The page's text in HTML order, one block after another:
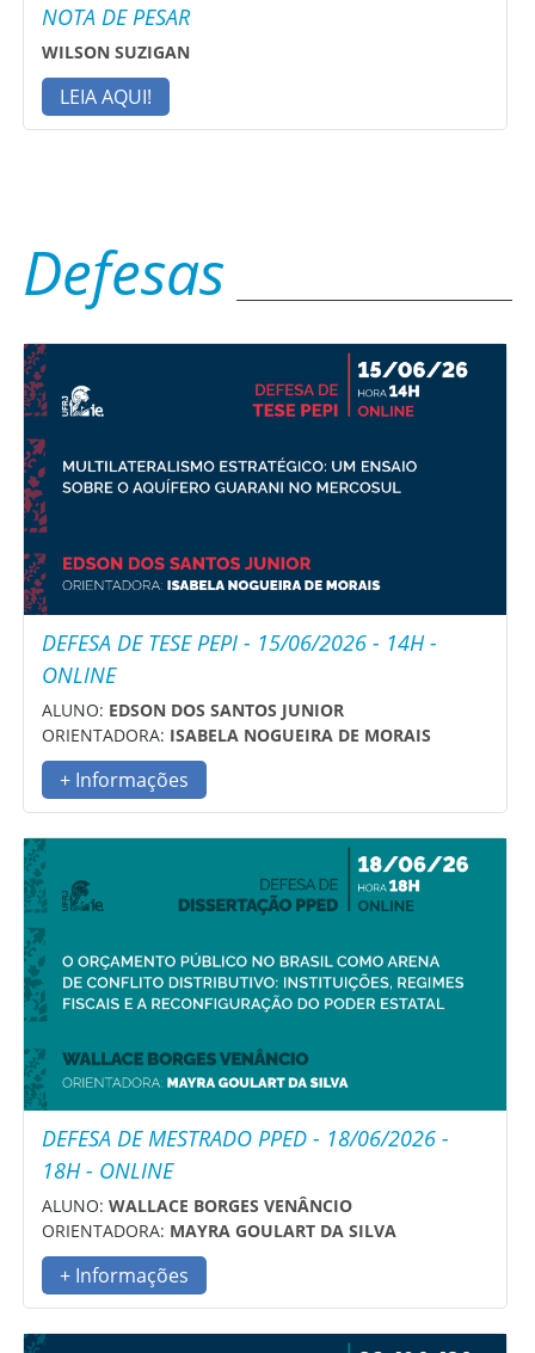
NOTA DE PESAR
WILSON SUZIGAN
LEIA AQUI!
Defesas
DEFESA DE TESE PEPI - 15/06/2026 - 14H -
ONLINE
ALUNO: EDSON DOS SANTOS JUNIOR
ORIENTADORA: ISABELA NOGUEIRA DE MORAIS
+ Informações
DEFESA DE MESTRADO PPED - 18/06/2026 -
18H - ONLINE
ALUNO: WALLACE BORGES VENÂNCIO
ORIENTADORA: MAYRA GOULART DA SILVA
+ Informações